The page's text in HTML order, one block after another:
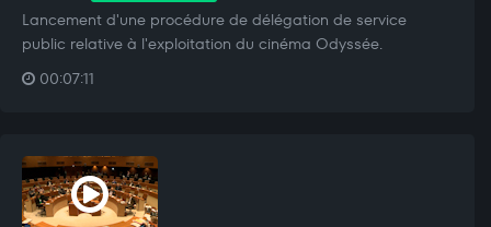
Lancement d'une procédure de délégation de service
public relative à l'exploitation du cinéma Odyssée.
00:07:11